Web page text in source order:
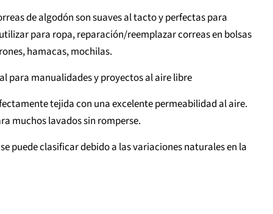
de algodón son suaves al tacto y perfectas para
para ropa, reparación/reemplazar correas en bolsas
hamacas, mochilas.
para manualidades y proyectos al aire libre
tejida con una excelente permeabilidad al aire.
muchos lavados sin romperse.
puede clasificar debido a las variaciones naturales en la